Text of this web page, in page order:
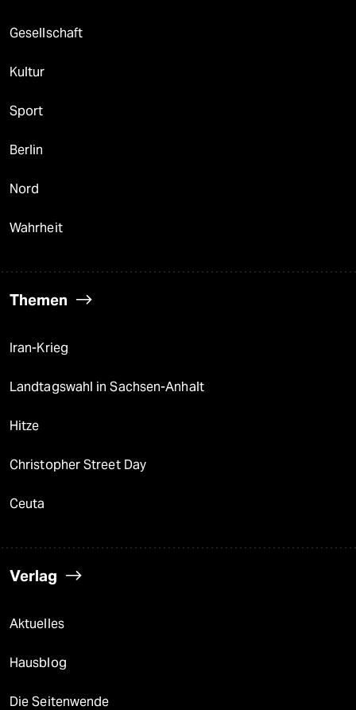
Gesellschaft
Kultur
Sport
Berlin
Nord
Wahrheit
Themen
Iran-Krieg
Landtagswahl in Sachsen-Anhalt
Hitze
Christopher Street Day
Ceuta
Verlag
Aktuelles
Hausblog
Die Seitenwende